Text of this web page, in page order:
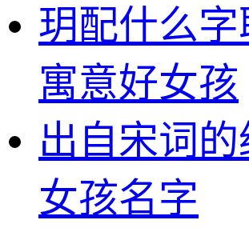
玥配什么字
寓意好女孩
出自宋词的
女孩名字